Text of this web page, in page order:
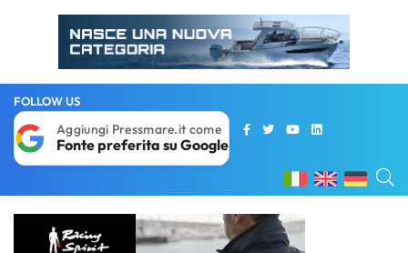
FOLLOW US
Aggiungi Pressmare.it come
Fonte preferita su Google